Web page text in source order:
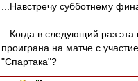
...Навстречу субботнему
...Когда в следующий раз
проиграна на матче с
"Спартака"?